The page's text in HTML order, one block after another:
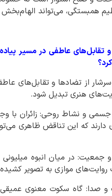
همبستگی، می‌تواند
تقابل‌های عاطفی در مسیر
سرشار از تضادها و تقابل‌های
هنری تبدیل شود.
و نشاط روحی: زائران با
دارند که این تناقض ظاهری
جمعیت: در میان انبوه
روایت‌های موازی به تصویر
و صدا: گاه سکوت معنوی